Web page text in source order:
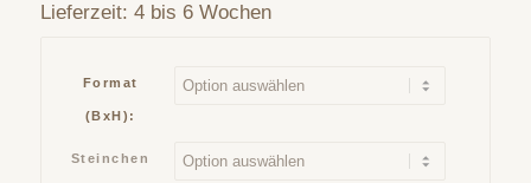
Lieferzeit: 4 bis 6 Wochen
Format
(BxH):
Steinchen